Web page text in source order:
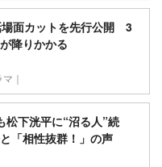
場面カットを先行公開 3
降りかかる
マ｜
松下洸平に“沼る人”続
「相性抜群！」の声